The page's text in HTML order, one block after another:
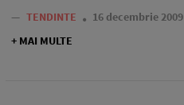
— TENDINTE
16 decembrie 2009
+ MAI MULTE